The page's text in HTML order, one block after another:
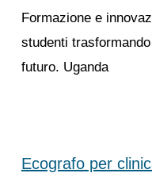
Formazione e
studenti
futuro. Uganda
Ecografo per